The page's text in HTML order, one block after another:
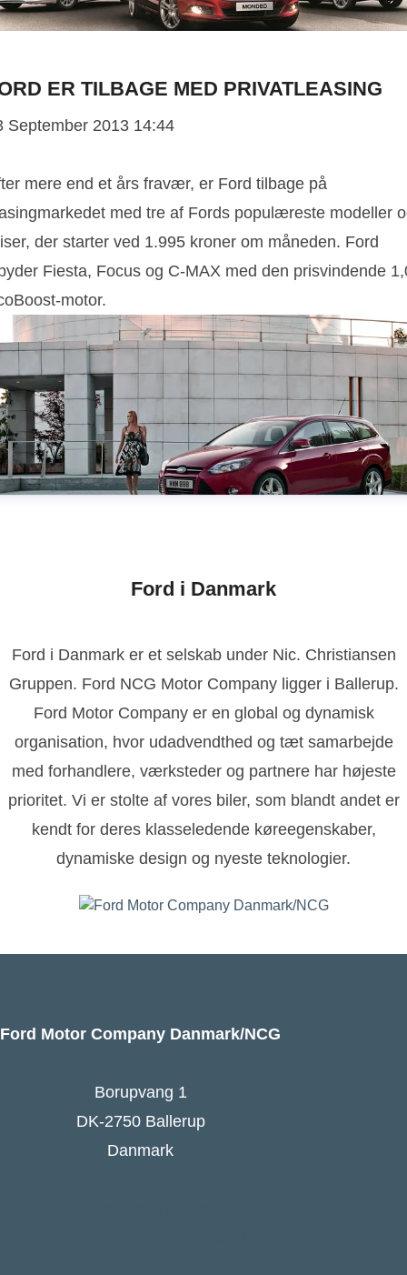
ER TILBAGE MED PRIVATLEASING
September 2013 14:44
mere end et års fravær, er Ford tilbage på
med tre af Fords populæreste modeller
der starter ved 1.995 kroner om måneden. Ford
Fiesta, Focus og C-MAX med den prisvindende
motor.
Ford i Danmark
Ford i Danmark er et selskab under Nic. Christiansen
Gruppen. Ford NCG Motor Company ligger i Ballerup.
Ford Motor Company er en global og dynamisk
organisation, hvor udadvendthed og tæt samarbejde
med forhandlere, værksteder og partnere har højeste
prioritet. Vi er stolte af vores biler, som blandt andet er
kendt for deres klasseledende køreegenskaber,
dynamiske design og nyeste teknologier.
Ford Motor Company Danmark/NCG
Borupvang 1
DK-2750 Ballerup
Danmark